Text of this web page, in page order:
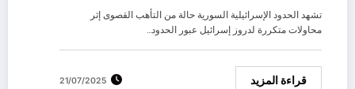
تشهد الحدود الإسرائيلية السورية حالة من التأهب القصوى إثر
محاولات متكررة لدروز إسرائيل عبور الحدود…
قراءة المزيد 21/07/2025